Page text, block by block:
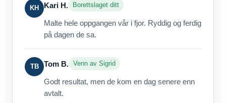
KH Kari H. Borettslaget ditt
Malte hele oppgangen vår i fjor. Ryddig og ferdig
på dagen de sa.
TB Tom B. Venn av Sigrid
Godt resultat, men de kom en dag senere enn
avtalt.